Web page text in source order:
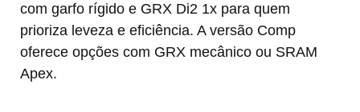
com garfo rígido e GRX Di2 1x para quem
prioriza leveza e eficiência. A versão Comp
oferece opções com GRX mecânico ou SRAM
Apex.